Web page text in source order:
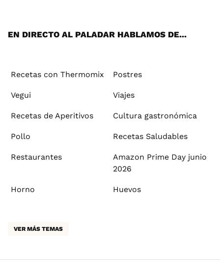
EN DIRECTO AL PALADAR HABLAMOS DE...
Recetas con Thermomix Postres
Vegui Viajes
Recetas de Aperitivos Cultura gastronómica
Pollo Recetas Saludables
Restaurantes
Amazon Prime Day junio
2026
Horno Huevos
VER MÁS TEMAS